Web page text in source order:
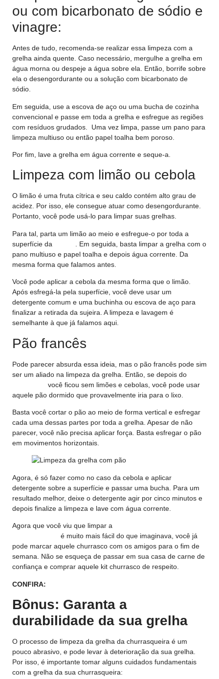
ou com bicarbonato de sódio e
vinagre:
Antes de tudo, recomenda-se realizar essa limpeza com a
grelha ainda quente. Caso necessário, mergulhe a grelha em
água morna ou despeje a água sobre ela. Então, borrife sobre
ela o desengordurante ou a solução com bicarbonato de
sódio.
Em seguida, use a escova de aço ou uma bucha de cozinha
convencional e passe em toda a grelha e esfregue as regiões
com resíduos grudados. Uma vez limpa, passe um pano para
limpeza multiuso ou então papel toalha bem poroso.
Por fim, lave a grelha em água corrente e seque-a.
Limpeza com limão ou cebola
O limão é uma fruta cítrica e seu caldo contém alto grau de
acidez. Por isso, ele consegue atuar como desengordurante.
Portanto, você pode usá-lo para limpar suas grelhas.
Para tal, parta um limão ao meio e esfregue-o por toda a
superfície da
. Em seguida, basta limpar a grelha com o
pano multiuso e papel toalha e depois água corrente. Da
mesma forma que falamos antes.
Você pode aplicar a cebola da mesma forma que o limão.
Após esfregá-la pela superfície, você deve usar um
detergente comum e uma buchinha ou escova de aço para
finalizar a retirada da sujeira. A limpeza e lavagem é
semelhante à que já falamos aqui.
Pão francês
Pode parecer absurda essa ideia, mas o pão francês pode sim
ser um aliado na limpeza da grelha. Então, se depois do
você ficou sem limões e cebolas, você pode usar
aquele pão dormido que provavelmente iria para o lixo.
Basta você cortar o pão ao meio de forma vertical e esfregar
cada uma dessas partes por toda a grelha. Apesar de não
parecer, você não precisa aplicar força. Basta esfregar o pão
em movimentos horizontais.
Agora, é só fazer como no caso da cebola e aplicar
detergente sobre a superfície e passar uma bucha. Para um
resultado melhor, deixe o detergente agir por cinco minutos e
depois finalize a limpeza e lave com água corrente.
Agora que você viu que limpar a
é muito mais fácil do que imaginava, você já
pode marcar aquele churrasco com os amigos para o fim de
semana. Não se esqueça de passar em sua casa de carne de
confiança e comprar aquele kit churrasco de respeito.
CONFIRA:
Bônus: Garanta a
durabilidade da sua grelha
O processo de limpeza da grelha da churrasqueira é um
pouco abrasivo, e pode levar à deterioração da sua grelha.
Por isso, é importante tomar alguns cuidados fundamentais
com a grelha da sua churrasqueira: